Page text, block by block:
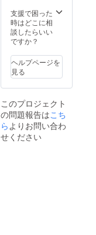
返金は
いたし
かねま
す。 ※
籍は自
費出版
です。
(約70
※掲載期
間は
2023年
1月から
1年間で
ウン
ロード
リンク
をお送
す。 ※
電子書
籍は自
費出版
(約70
ページ)
支援で困った
時はどこに相
談したらいい
ですか？
ヘルプページを
見る
このプロジェクト
の問題報告はこち
らよりお問い合わ
せください